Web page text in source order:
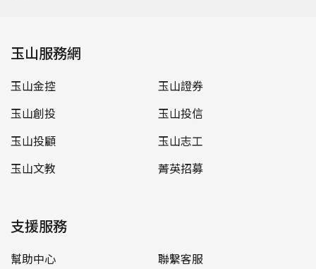
玉山服務網
玉山金控
玉山證券
玉山創投
玉山投信
玉山投顧
玉山志工
玉山文教
菁英招募
支援服務
幫助中心
聯繫客服